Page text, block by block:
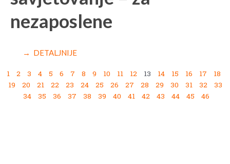
nezaposlene
→ DETALJNIJE
1 2 3 4 5 6 7 8 9 10 11 12 13 14 15 16 17
18
19
20 21 22 23 24 25 26 27 28 29 30 31 32
33
34
35 36 37 38 39 40 41 42 43 44 45 46